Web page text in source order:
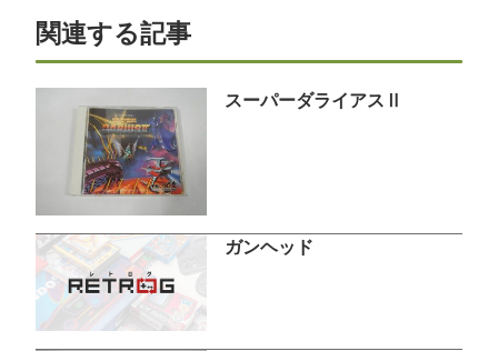
関連する記事
スーパーダライアスⅡ
ガンヘッド